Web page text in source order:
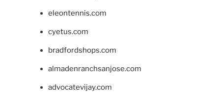
eleontennis.com
cyetus.com
bradfordshops.com
almadenranchsanjose.com
advocatevijay.com